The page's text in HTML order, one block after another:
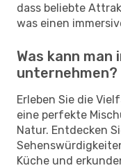
dass beliebte
was einen
Was kann man
unternehmen?
Erleben Sie die
eine perfekte
Natur. Entdecken
Küche und